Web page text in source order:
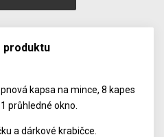
produktu
kapsa na mince, 8 kapes
průhledné okno.
a dárkové krabičce.